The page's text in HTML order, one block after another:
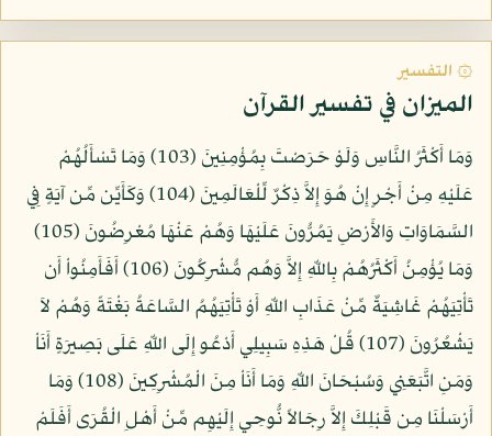
۞ التفسير
الميزان في تفسير القرآن
وَمَا أَكْثَرُ النَّاسِ وَلَوْ حَرَصْتَ بِمُؤْمِنِينَ (103) وَمَا تَسْأَلُهُمْ
عَلَيْهِ مِنْ أَجْرٍ إِنْ هُوَ إِلاَّ ذِكْرٌ لِّلْعَالَمِينَ (104) وَكَأَيِّن مِّن آيَةٍ فِي
السَّمَاوَاتِ وَالأَرْضِ يَمُرُّونَ عَلَيْهَا وَهُمْ عَنْهَا مُعْرِضُونَ (105)
وَمَا يُؤْمِنُ أَكْثَرُهُمْ بِاللّهِ إِلاَّ وَهُم مُّشْرِكُونَ (106) أَفَأَمِنُواْ أَن
تَأْتِيَهُمْ غَاشِيَةٌ مِّنْ عَذَابِ اللّهِ أَوْ تَأْتِيَهُمُ السَّاعَةُ بَغْتَةً وَهُمْ لاَ
يَشْعُرُونَ (107) قُلْ هَذِهِ سَبِيلِي أَدْعُو إِلَى اللّهِ عَلَى بَصِيرَةٍ أَنَاْ
وَمَنِ اتَّبَعَنِي وَسُبْحَانَ اللّهِ وَمَا أَنَاْ مِنَ الْمُشْرِكِينَ (108) وَمَا
أَرْسَلْنَا مِن قَبْلِكَ إِلاَّ رِجَالاً نُّوحِي إِلَيْهِم مِّنْ أَهْلِ الْقُرَى أَفَلَمْ